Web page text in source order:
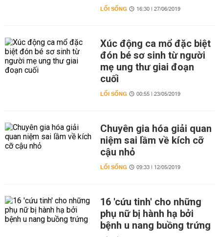
LỐI SỐNG 16:30 | 27/06/2019
Xúc động ca mổ đặc biệt
đón bé sơ sinh từ người
mẹ ung thư giai đoạn
cuối
LỐI SỐNG 00:55 | 23/05/2019
Chuyên gia hóa giải quan
niệm sai lầm về kích cỡ
cậu nhỏ
LỐI SỐNG 09:33 | 12/05/2019
16 'cứu tinh' cho những
phụ nữ bị hành hạ bởi
bệnh u nang buồng trứng